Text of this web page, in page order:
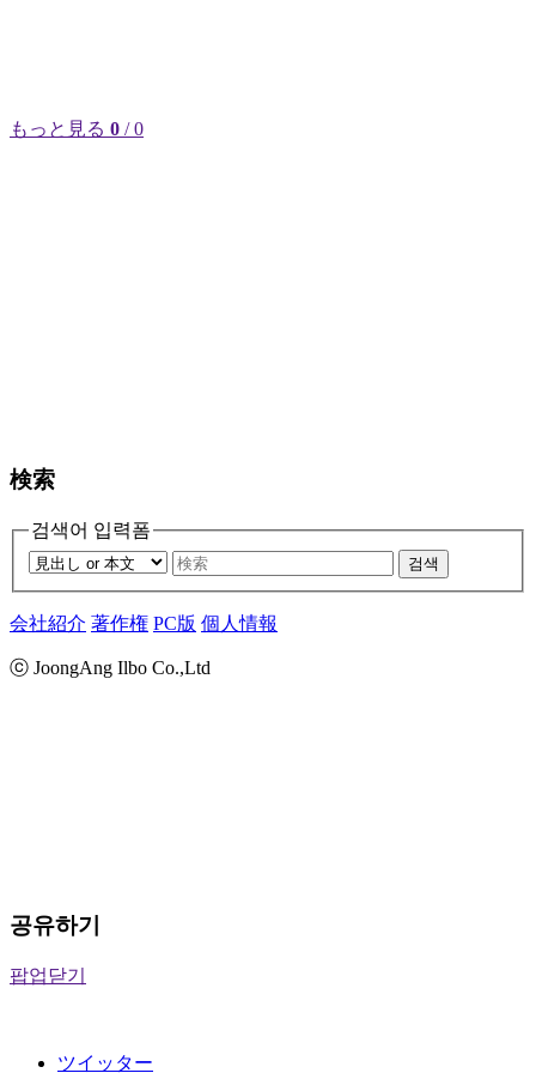
もっと見る 0 / 0
検索
검색어 입력폼
검색
会社紹介 著作権 PC版 個人情報
ⓒ JoongAng Ilbo Co.,Ltd
공유하기
팝업닫기
ツイッター